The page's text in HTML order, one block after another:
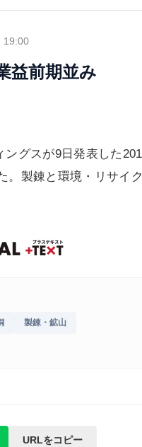
19:00
益前期並み
グスが9日発表した
。製錬と環境・リサイ
製錬・鉱山
URLをコピー